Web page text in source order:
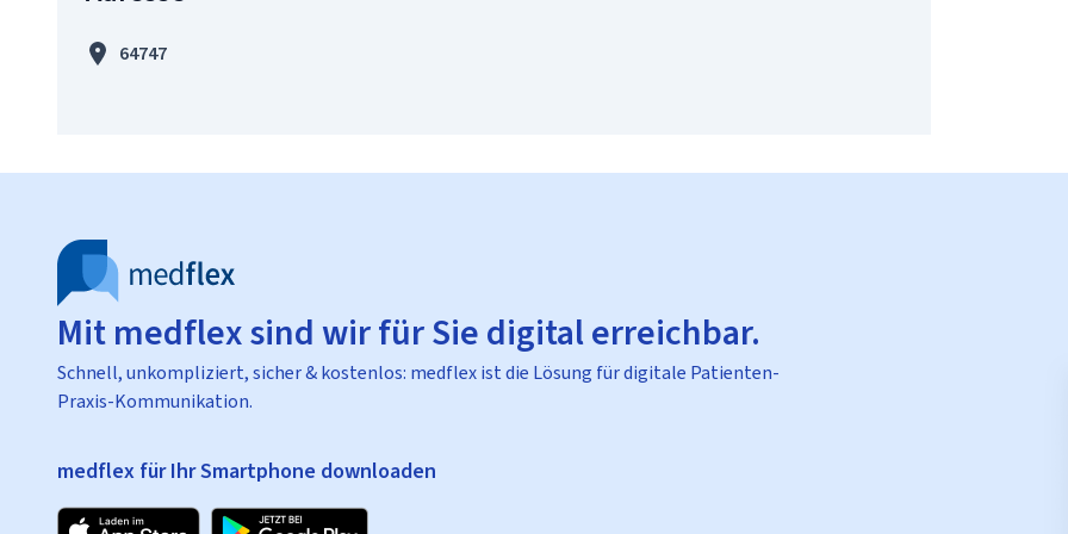
64747
Mit medflex sind wir für Sie digital erreichbar.
Schnell, unkompliziert, sicher & kostenlos: medflex ist die Lösung für digitale Patienten-
Praxis-Kommunikation.
medflex für Ihr Smartphone downloaden